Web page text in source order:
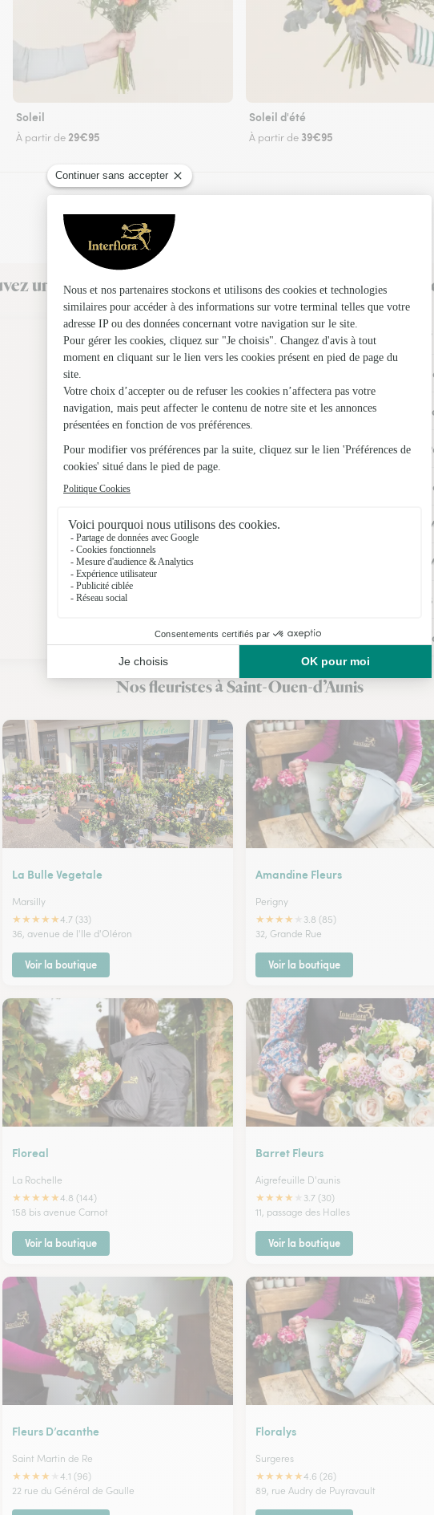
Soleil
À partir de 29€95
Soleil d'été
À partir de 39€95
un fleuriste Interflora à Saint-Ouen-d’Aunis et dans
Les
Fleuristes à
Fleuristes à
Fleuristes à
Fleuristes à
Fleuristes à
Fleuristes à
Fleuristes à
Fleuristes à
Fleuristes à
Nos fleuristes à Saint-Ouen-d’Aunis
La Bulle Vegetale
Marsilly
★★★★★4.7 (33)
36, avenue de l'Ile d'Oléron
Voir la boutique
Amandine Fleurs
Perigny
★★★★
3.8 (85)
32, Grande Rue
Voir la boutique
Floreal
La Rochelle
★★★★★4.8 (144)
158 bis avenue Carnot
Voir la boutique
Barret Fleurs
Aigrefeuille D'aunis
★★★★
3.7 (30)
11, passage des Halles
Voir la boutique
Fleurs D’acanthe
Saint Martin de Re
★★★★
4.1 (96)
22 rue du Général de Gaulle
Floralys
Surgeres
★★★★★4.6 (26)
89, rue Audry de Puyravault